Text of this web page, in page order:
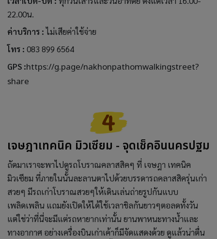
22.00น.
ค่าบริการ :ไม่เสียค่าใช้จ่าย
โทร : 083 899 6564
GPS :https://g.page/nakhonpathomwalkingstreet?
share
เจษฎาเทคนิค มิวเซียม - จุดเช็คอินนครปฐม
ถัดมาเราจะพาไปดูรถโบราณคลาสสิคๆ ที่ เจษฎา เทคนิค
มิวเซียม ที่ภายในนั้นละลานตาไปด้วยบรรดารถคลาสสิครุ่นเก่า
สวยๆ มีรถเก่าโบราณสวยๆให้เดินเล่นถ่ายรูปกันแบบ
เพลิดเพลิน แถมยังเปิดให้ได้ใช้เวลาชิลกันยาวๆตอลดทั้งวัน
แต่ใช่ว่าที่นี่จะมีแต่รถหายากเท่านั้น ยานพาหนะทางน้ำและ
ทางอากาศ อย่างเครื่องบินเก่าเค้าก็มีจัดแสดงด้วย ดูแล้วน่าตื่น